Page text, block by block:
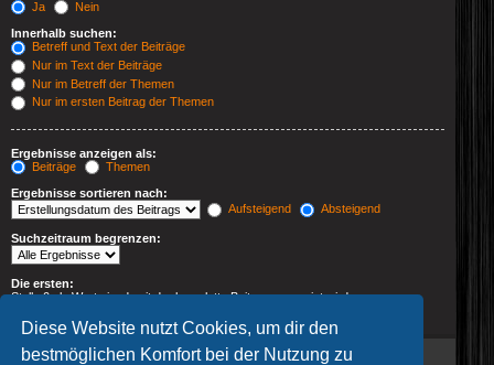
Diese Website nutzt Cookies, um dir den
bestmöglichen Komfort bei der Nutzung zu
Ja
Nein
Innerhalb suchen:
Betreff und Text der Beiträge
Nur im Text der Beiträge
Nur im Betreff der Themen
Nur im ersten Beitrag der Themen
Ergebnisse anzeigen als:
Beiträge
Themen
Ergebnisse sortieren nach:
Aufsteigend
Absteigend
Suchzeitraum begrenzen:
Die ersten:
Stelle 0 als Wert ein, damit der komplette Beitrag angezeigt wird.